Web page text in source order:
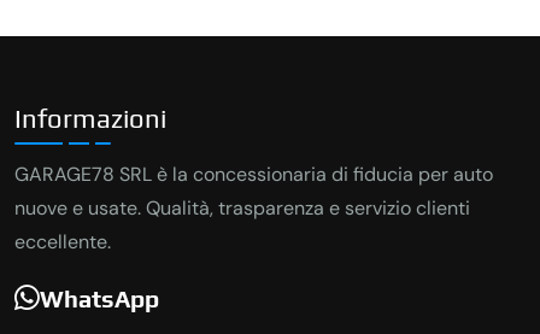
Informazioni
GARAGE78 SRL è la concessionaria di fiducia per auto
nuove e usate. Qualità, trasparenza e servizio clienti
eccellente.
WhatsApp